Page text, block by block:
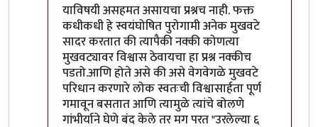
याविषयी असहमत असायचा प्रश्नच नाही. फक्त
कधीकधी हे स्वयंघोषित पुरोगामी अनेक मुखवटे
सादर करतात की त्यापैकी नक्की कोणत्या
मुखवट्यावर विश्वास ठेवायचा हा प्रश्न नक्कीच
पडतो.आणि होते असे की असे वेगवेगळे मुखवटे
परिधान करणारे लोक स्वतःची विश्वासार्हता पूर्ण
गमावून बसतात आणि त्यामुळे त्यांचे बोलणे
गांभीर्याने घेणे बंद केले तर मग परत "उरलेल्या ६